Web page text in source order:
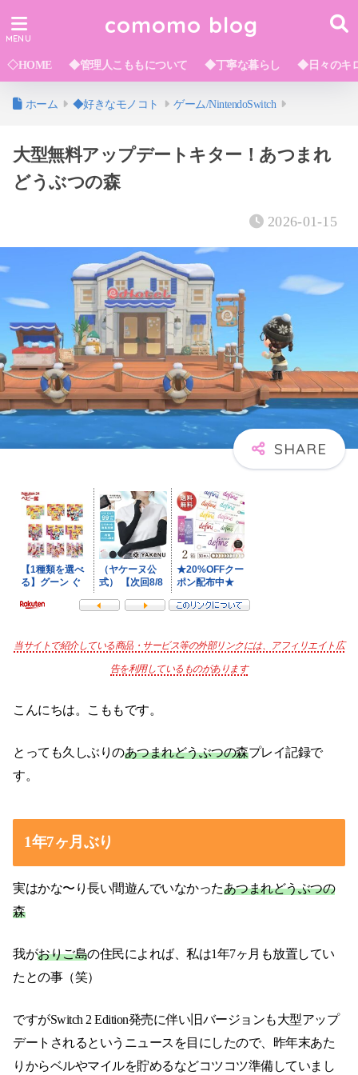
comomo blog
◇HOME ◆管理人こももについて ◆丁寧な暮らし ◆日々のキ
ホーム ◆好きなモノコト ゲーム/NintendoSwitch
大型無料アップデートキター！あつまれ
どうぶつの森
2026-01-15
当サイトで紹介している商品・サービス等の外部リンクには、アフィリエイト広
告を利用しているものがあります
こんにちは。こももです。
とっても久しぶりのあつまれどうぶつの森プレイ記録で
す。
1年7ヶ月ぶり
実はかな〜り長い間遊んでいなかったあつまれどうぶつの
森
我がおりご島の住民によれば、私は1年7ヶ月も放置してい
たとの事（笑）
ですがSwitch 2 Edition発売に伴い旧バージョンも大型アップ
デートされるというニュースを目にしたので、昨年末あた
りからベルやマイルを貯めるなどコツコツ準備していまし